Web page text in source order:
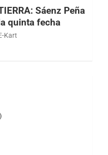
Sáenz Peña
quinta fecha
Kart